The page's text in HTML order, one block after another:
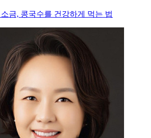
소금, 콩국수를 건강하게 먹는 법